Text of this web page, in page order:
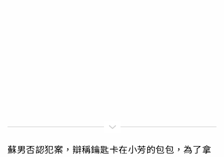
蘇男否認犯案，辯稱鑰匙卡在小芳的包包，為了拿